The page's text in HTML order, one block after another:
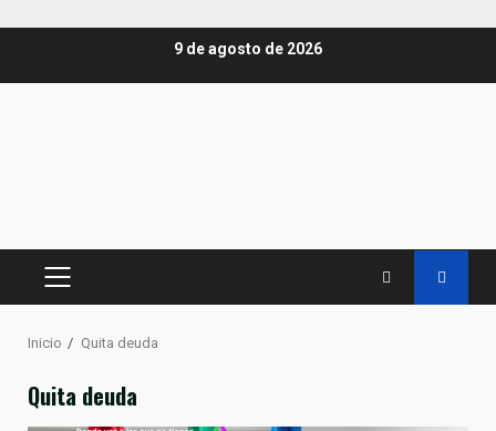
9 de agosto de 2026
MENÚ
Inicio Quita deuda
Quita deuda